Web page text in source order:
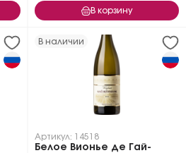
В корзину
В наличии
Артикул: 14518
Белое Вионье де Гай-